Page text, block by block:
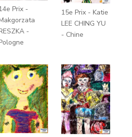
Prix -
-
15e Prix - Katie
LEE CHING YU
- Chine